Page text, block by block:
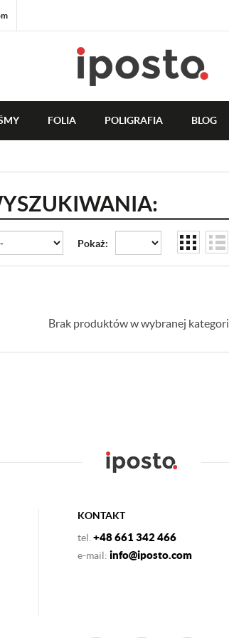
FOLIA POLIGRAFIA BLOG
Pokaż:
Brak produktów w wybranej
KONTAKT
tel. +48 661 342 466
e-mail: info@iposto.com